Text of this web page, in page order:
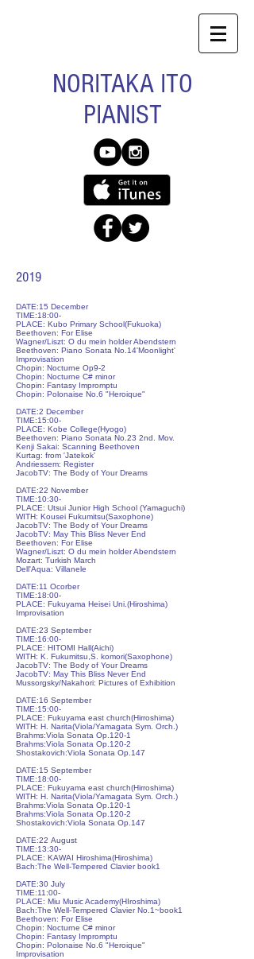
NORITAKA ITO
PIANIST
2019
DATE:15 December
TIME:18:00-
PLACE: Kubo Primary School(Fukuoka)
Beethoven: For Elise
Wagner/Liszt: O du mein holder Abendstern
Beethoven: Piano Sonata No.14'Moonlight'
Improvisation
Chopin: Nocturne Op9-2
Chopin: Nocturne C# minor
Chopin: Fantasy Impromptu
Chopin: Polonaise No.6 "Heroique"
DATE:2 December
TIME:15:00-
PLACE: Kobe College(Hyogo)
Beethoven: Piano Sonata No.23 2nd. Mov.
Kenji Sakai: Scanning Beethoven
Kurtag: from 'Jatekok'
Andriessem: Register
JacobTV: The Body of Your Dreams
DATE:22 November
TIME:10:30-
PLACE: Utsui Junior High School (Yamaguchi)
WITH: Kousei Fukumitsu(Saxophone)
JacobTV: The Body of Your Dreams
JacobTV: May This Bliss Never End
Beethoven: For Elise
Wagner/Liszt: O du mein holder Abendstern
Mozart: Turkish March
Dell'Aqua: Villanele
DATE:11 Ocorber
TIME:18:00-
PLACE: Fukuyama Heisei Uni.(Hiroshima)
Improvisation
DATE:23 September
TIME:16:00-
PLACE: HITOMI Hall(Aichi)
WITH: K. Fukumitsu,S. komori(Saxophone)
JacobTV: The Body of Your Dreams
JacobTV: May This Bliss Never End
Mussorgsky/Nakahori: Pictures of Exhibition
DATE:16 September
TIME:15:00-
PLACE: Fukuyama east church(Hirroshima)
WITH: H. Narita(Viola/Yamagata Sym. Orch.)
Brahms:Viola Sonata Op.120-1
Brahms:Viola Sonata Op.120-2
Shostakovich:Viola Sonata Op.147
DATE:15 September
TIME:18:00-
PLACE: Fukuyama east church(Hirroshima)
WITH: H. Narita(Viola/Yamagata Sym. Orch.)
Brahms:Viola Sonata Op.120-1
Brahms:Viola Sonata Op.120-2
Shostakovich:Viola Sonata Op.147
DATE:22 August
TIME:13:30-
PLACE: KAWAI Hiroshima(Hiroshima)
Bach:The Well-Tempered Clavier book1
DATE:30 July
TIME:11:00-
PLACE: Miu Music Academy(HIroshima)
Bach:The Well-Tempered Clavier No.1~book1
Beethoven: For Elise
Chopin: Nocturne C# minor
Chopin: Fantasy Impromptu
Chopin: Polonaise No.6 "Heroique"
Improvisation